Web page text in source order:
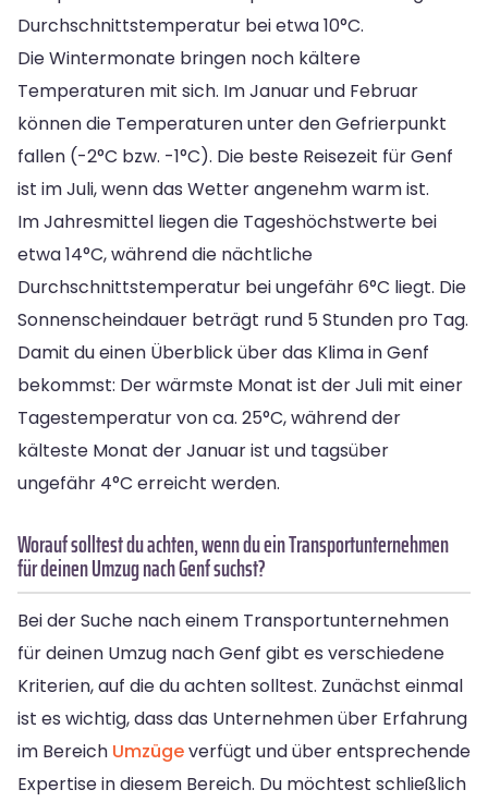
Durchschnittstemperatur bei etwa 10°C.
Die Wintermonate bringen noch kältere
Temperaturen mit sich. Im Januar und Februar
können die Temperaturen unter den Gefrierpunkt
fallen (-2°C bzw. -1°C). Die beste Reisezeit für Genf
ist im Juli, wenn das Wetter angenehm warm ist.
Im Jahresmittel liegen die Tageshöchstwerte bei
etwa 14°C, während die nächtliche
Durchschnittstemperatur bei ungefähr 6°C liegt. Die
Sonnenscheindauer beträgt rund 5 Stunden pro Tag.
Damit du einen Überblick über das Klima in Genf
bekommst: Der wärmste Monat ist der Juli mit einer
Tagestemperatur von ca. 25°C, während der
kälteste Monat der Januar ist und tagsüber
ungefähr 4°C erreicht werden.
Worauf solltest du achten, wenn du ein Transportunternehmen
für deinen Umzug nach Genf suchst?
Bei der Suche nach einem Transportunternehmen
für deinen Umzug nach Genf gibt es verschiedene
Kriterien, auf die du achten solltest. Zunächst einmal
ist es wichtig, dass das Unternehmen über Erfahrung
im Bereich Umzügeverfügt und über entsprechende
Expertise in diesem Bereich. Du möchtest schließlich